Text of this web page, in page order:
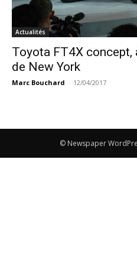
Actualités
Toyota FT4X concept,
de New York
Marc Bouchard - 12/04/2017
© Newspaper